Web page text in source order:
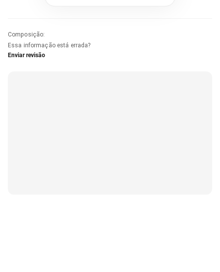
Composição:
Essa informação está errada?
Enviar revisão